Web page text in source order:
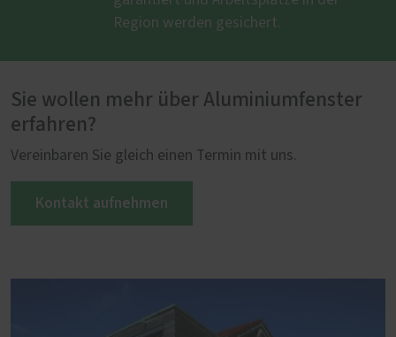
Region werden gesichert.
Sie wollen mehr über Aluminiumfenster
erfahren?
Vereinbaren Sie gleich einen Termin mit uns.
Kontakt aufnehmen